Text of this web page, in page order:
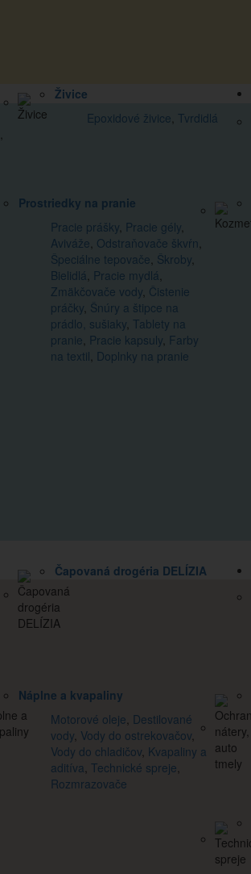
,
Živice
Epoxidové živice, Tvrdidlá
Prostriedky na pranie
Pracie prášky Pracie gély
Aviváže Odstraňovače škvŕn
Špeciálne tepovače Škroby
Bielidlá Pracie mydlá
Zmäkčovače vody Čistenie
práčky Šnúry a štipce na
prádlo, sušiaky Tablety na
pranie Pracie kapsuly Farby
na textil Doplnky na pranie
Čapovaná drogéria DELÍZIA
Náplne a kvapaliny
Motorové oleje Destilované
vody Vody do ostrekovačov
Vody do chladičov Kvapaliny a
aditíva Technické spreje
Rozmrazovače